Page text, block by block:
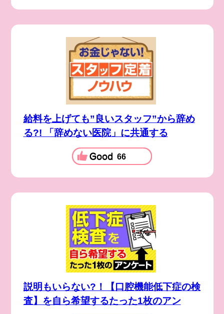
給料を上げても”良いスタッフ”から辞め
る?! 「辞めない医院」に共通する
66
説明もいらない?！【口腔機能低下症の検
査】を自ら希望するたった1枚のアン